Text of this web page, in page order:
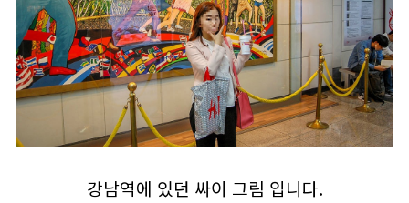
강남역에 있던 싸이 그림 입니다.